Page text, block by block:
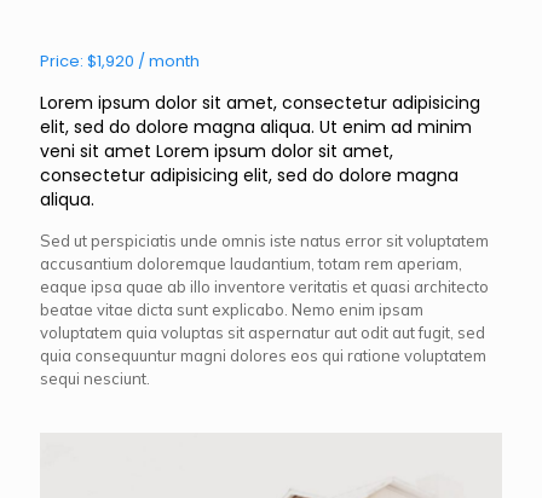
Price: $1,920 / month
Lorem ipsum dolor sit amet, consectetur adipisicing
elit, sed do dolore magna aliqua. Ut enim ad minim
veni sit amet Lorem ipsum dolor sit amet,
consectetur adipisicing elit, sed do dolore magna
aliqua.
Sed ut perspiciatis unde omnis iste natus error sit voluptatem
accusantium doloremque laudantium, totam rem aperiam,
eaque ipsa quae ab illo inventore veritatis et quasi architecto
beatae vitae dicta sunt explicabo. Nemo enim ipsam
voluptatem quia voluptas sit aspernatur aut odit aut fugit, sed
quia consequuntur magni dolores eos qui ratione voluptatem
sequi nesciunt.